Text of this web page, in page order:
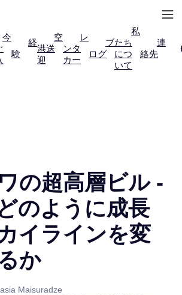
今
経
験
空
港送
迎
レ
ンタ
カー
ブ
ログ
私
たち
につ
いて
連
絡先
の超高層ビル -
のように成長
イラインを変
か
Maisuradze